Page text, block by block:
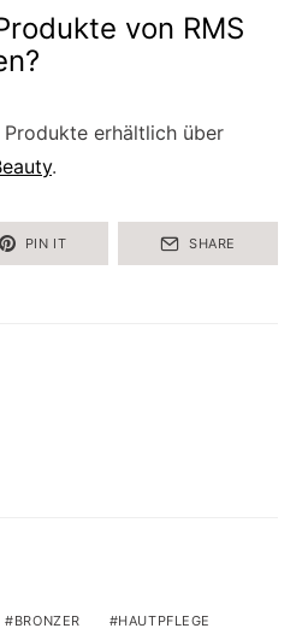
von RMS
erhältlich über
.
PIN IT SHARE
BRONZER
HAUTPFLEGE